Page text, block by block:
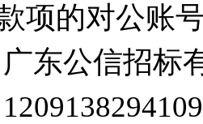
项的对公账
东公信招标